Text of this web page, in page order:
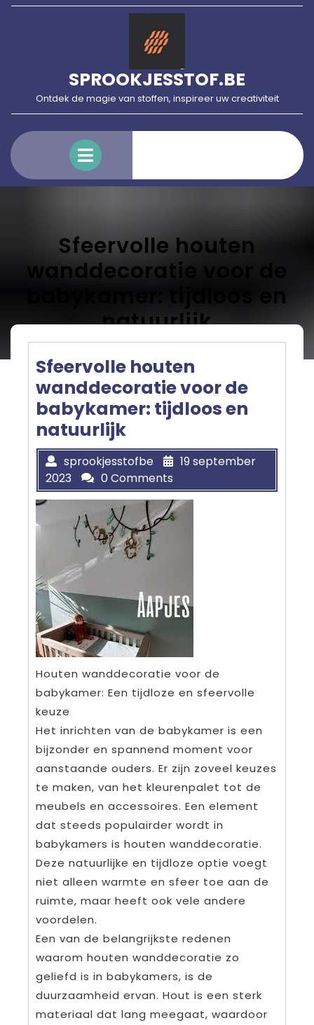
Skip
SPROOKJESSTOF.BE
Ontdek de magie van stoffen, inspireer uw creativiteit
Menu
Sfeervolle houten
wanddecoratie voor de
babykamer: tijdloos en
natuurlijk
Sfeervolle houten
wanddecoratie voor de
babykamer: tijdloos en
natuurlijk
sprookjesstofbe
19 september
2023
0 Comments
Houten wanddecoratie voor de
babykamer: Een tijdloze en sfeervolle
keuze
Het inrichten van de babykamer is een
bijzonder en spannend moment voor
aanstaande ouders. Er zijn zoveel keuzes
te maken, van het kleurenpalet tot de
meubels en accessoires. Een element
dat steeds populairder wordt in
babykamers is houten wanddecoratie.
Deze natuurlijke en tijdloze optie voegt
niet alleen warmte en sfeer toe aan de
ruimte, maar heeft ook vele andere
voordelen.
Een van de belangrijkste redenen
waarom houten wanddecoratie zo
geliefd is in babykamers, is de
duurzaamheid ervan. Hout is een sterk
materiaal dat lang meegaat, waardoor